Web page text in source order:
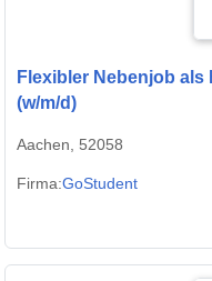
Flexibler Nebenjob
(w/m/d)
Aachen, 52058
Firma:GoStudent